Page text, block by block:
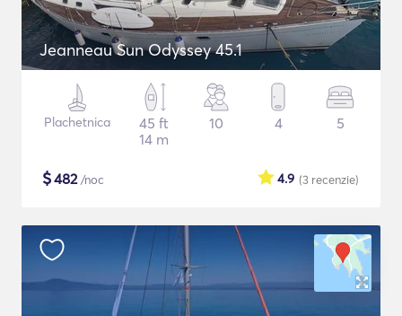
Jeanneau Sun Odyssey 45.1
Plachetnica
45 ft
14 m
10 4 5
$482/noc (3 recenzie)
4.9